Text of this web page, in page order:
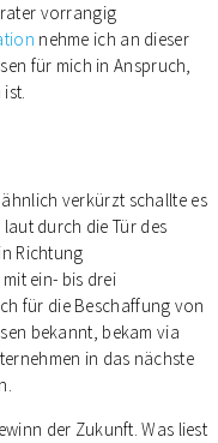
vorrangig
nehme ich an dieser
für mich in Anspruch,
verkürzt schallte es
durch die Tür des
Richtung
ein- bis drei
für die Beschaffung von
bekannt, bekam via
in das nächste
der Zukunft. Was liest